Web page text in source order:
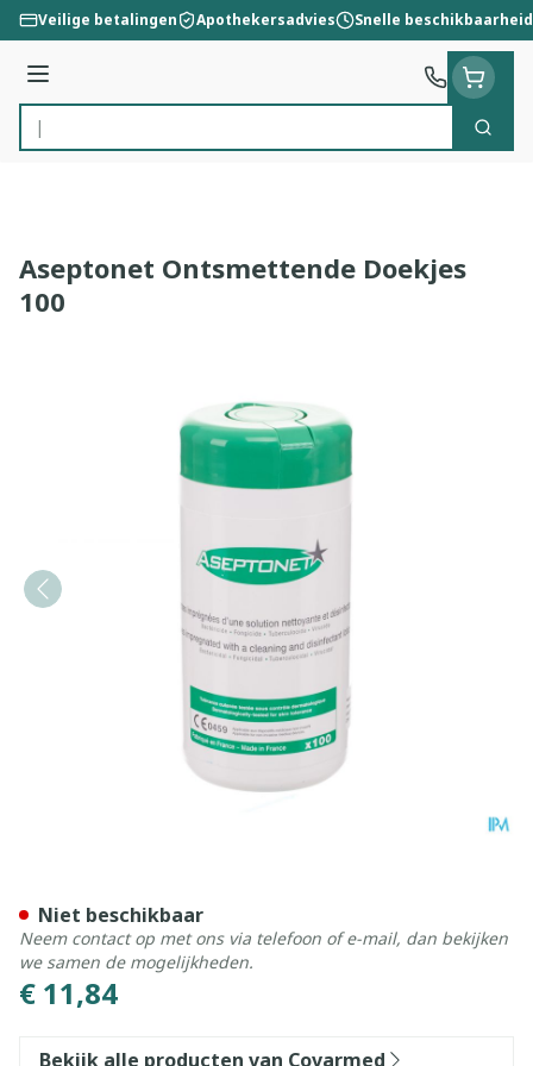
Ga naar de inhoud
Veilige betalingen Apothekersadvies Snelle beschikbaarheid
Menu
Product, merk, categorie...
Zoek
Aseptonet Ontsmettende Doekjes
100
€ 11,84
Niet beschikbaar
Neem contact op met ons via telefoon of e-mail, dan bekijken
we samen de mogelijkheden.
Bekijk alle producten van Covarmed